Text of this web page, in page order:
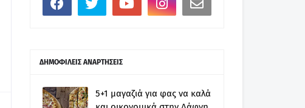
ΔΗΜΟΦΙΛΕΙΣ ΑΝΑΡΤΗΣΕΙΣ
5+1 μαγαζιά για φας να καλά